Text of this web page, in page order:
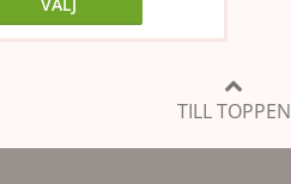
TILL TOPPEN